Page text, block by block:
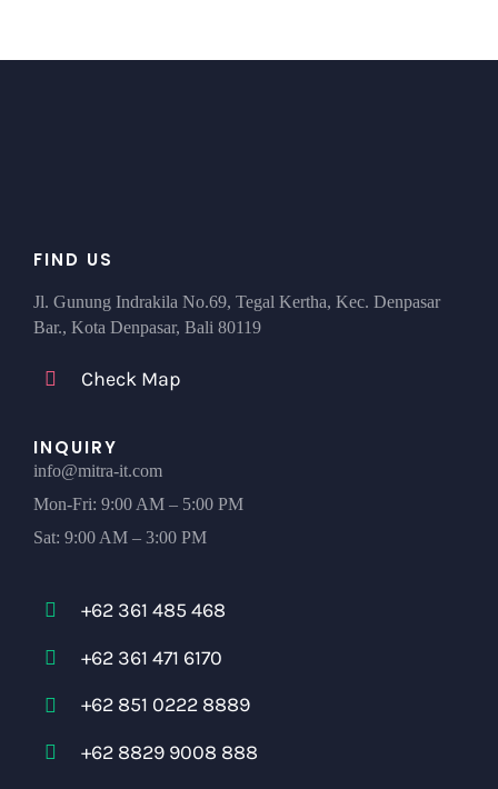
FIND US
Jl. Gunung Indrakila No.69, Tegal Kertha, Kec. Denpasar
Bar., Kota Denpasar, Bali 80119
Check Map
INQUIRY
info@mitra-it.com
Mon-Fri: 9:00 AM – 5:00 PM
Sat: 9:00 AM – 3:00 PM
+62 361 485 468
+62 361 471 6170
+62 851 0222 8889
+62 8829 9008 888